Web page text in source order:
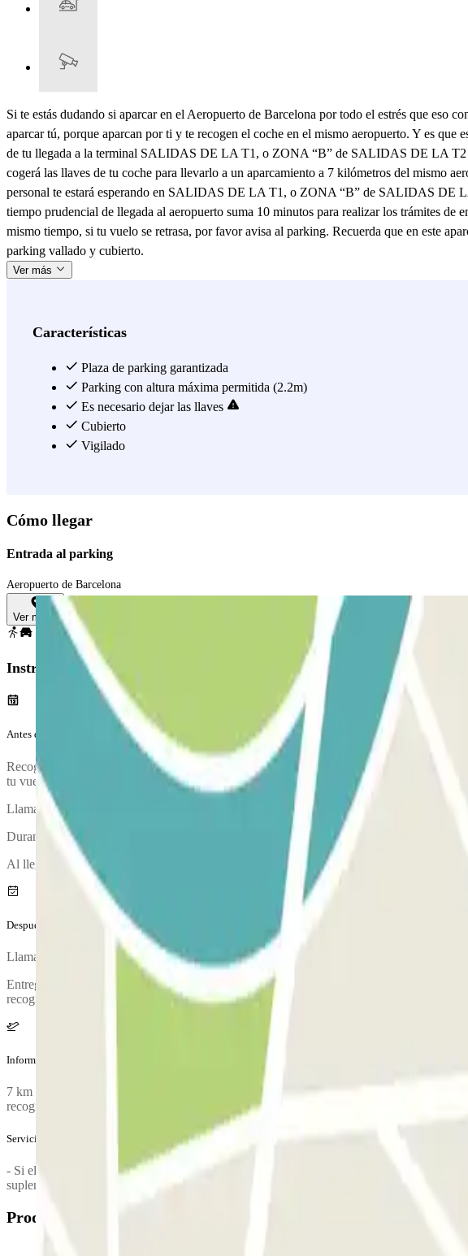
Si te estás dudando si aparcar en el Aeropuerto de Barcelona por todo el estrés que eso
aparcar tú, porque aparcan por ti y te recogen el coche en el mismo aeropuerto. Y es
de tu llegada a la terminal SALIDAS DE LA T1, o ZONA “B” de SALIDAS DE LA T2
cogerá las llaves de tu coche para llevarlo a un aparcamiento a 7 kilómetros del mismo
personal te estará esperando en SALIDAS DE LA T1, o ZONA “B” de SALIDAS DE
tiempo prudencial de llegada al aeropuerto suma 10 minutos para realizar los trámites
mismo tiempo, si tu vuelo se retrasa, por favor avisa al parking. Recuerda que en este
parking vallado y cubierto.
Ver más
Características
Plaza de parking garantizada
Parking con altura máxima permitida (2.2m)
Es necesario dejar las llaves
Cubierto
Vigilado
Cómo llegar
Entrada al parking
Aeropuerto de Barcelona
Ver mapa
Instrucciones
Antes de tu viaje
Recogida de vehículo en SALIDAS DE LA T1, o ZONA “B” de SALIDAS DE LA T2
tu vuelo, por favor, al tiempo prudencial de llegada al aeropuerto suma 10 minutos para
Llama al parking aproximadamente 20 minutos antes de llegar al aeropuerto. El número
Durante la llamada, una persona te confirmará el punto de encuentro.
Al llegar, se realizará una inspección de tu vehículo.
Después de tu viaje
Llama al parking para solicitar la entrega del vehículo. El número de teléfono del parking
Entrega de vehículo en SALIDAS DE LA T1, o ZONA “B” de SALIDAS DE LA T2 del
recogido tus maletas. Si tu vuelo se retrasa, por favor avisa.
Información adicional
7 km de la terminal al parking Horario especial en navidad. 24/12 - abiertos para
recogidas/entregas hasta las 21:00. 01/01/26- abiertos para recogidas/entregas a partir
Servicios extra (no incluidos en el precio)
- Si el retraso es inferior a 2H no se penaliza la reserva. - Si el retraso es superior y el
suplementarios por día a añadir a los anteriores costes. - En caso de que el cliente
Productos disponibles